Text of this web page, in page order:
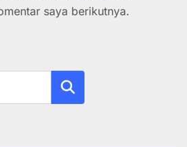
saya berikutnya.
Cari